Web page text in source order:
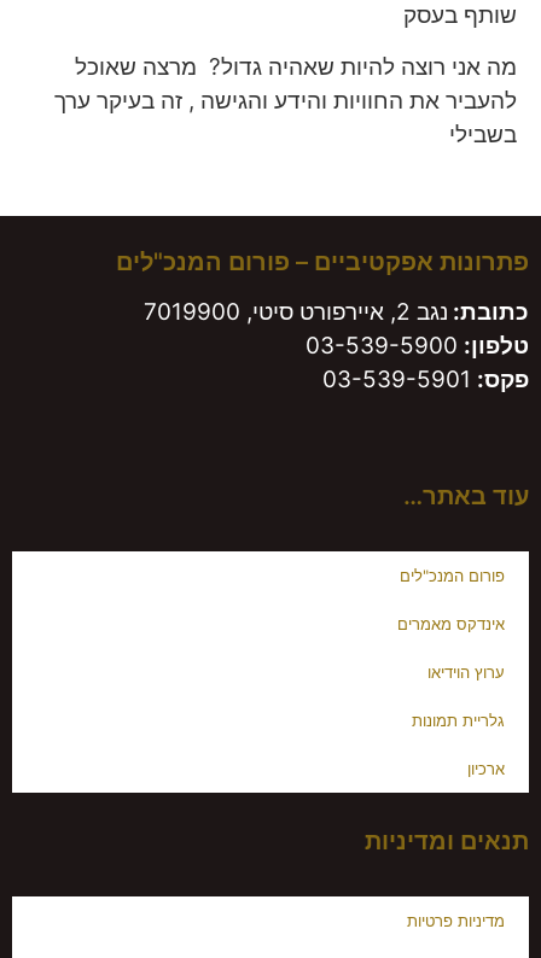
שותף בעסק
מה אני רוצה להיות שאהיה גדול? מרצה שאוכל
להעביר את החוויות והידע והגישה , זה בעיקר ערך
בשבילי
פתרונות אפקטיביים – פורום המנכ"לים
כתובת: נגב 2, איירפורט סיטי, 7019900
טלפון: 03-539-5900
פקס:
עוד באתר…
פורום המנכ"לים
אינדקס מאמרים
ערוץ הוידיאו
גלריית תמונות
ארכיון
תנאים ומדיניות
מדיניות פרטיות